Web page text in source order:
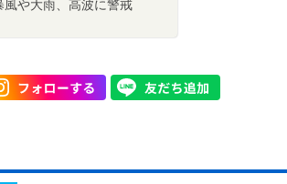
や大雨、高波に警戒